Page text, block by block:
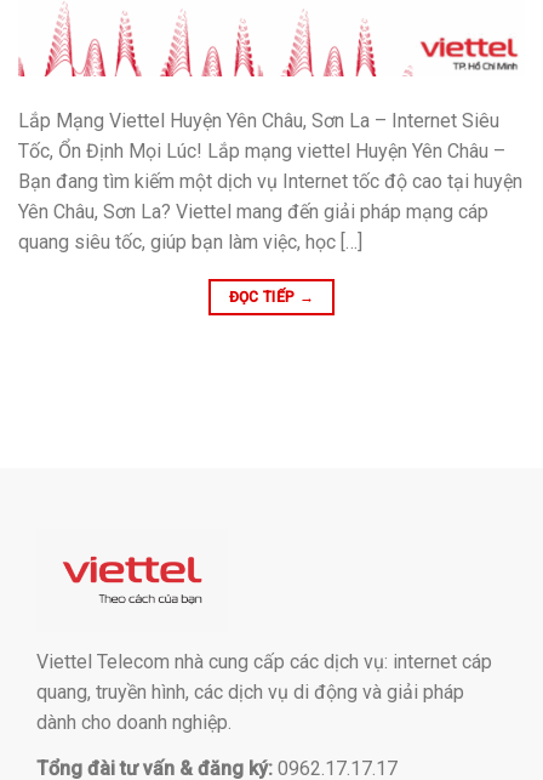
Lắp Mạng Viettel Huyện Yên Châu, Sơn La – Internet Siêu
Tốc, Ổn Định Mọi Lúc! Lắp mạng viettel Huyện Yên Châu –
Bạn đang tìm kiếm một dịch vụ Internet tốc độ cao tại huyện
Yên Châu, Sơn La? Viettel mang đến giải pháp mạng cáp
quang siêu tốc, giúp bạn làm việc, học […]
ĐỌC TIẾP →
Viettel Telecom nhà cung cấp các dịch vụ: internet cáp
quang, truyền hình, các dịch vụ di động và giải pháp
dành cho doanh nghiệp.
Tổng đài tư vấn & đăng ký: 0962.17.17.17